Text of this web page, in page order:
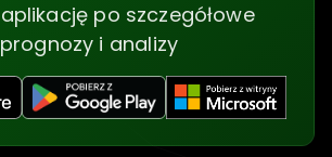
po szczegółowe
prognozy i analizy